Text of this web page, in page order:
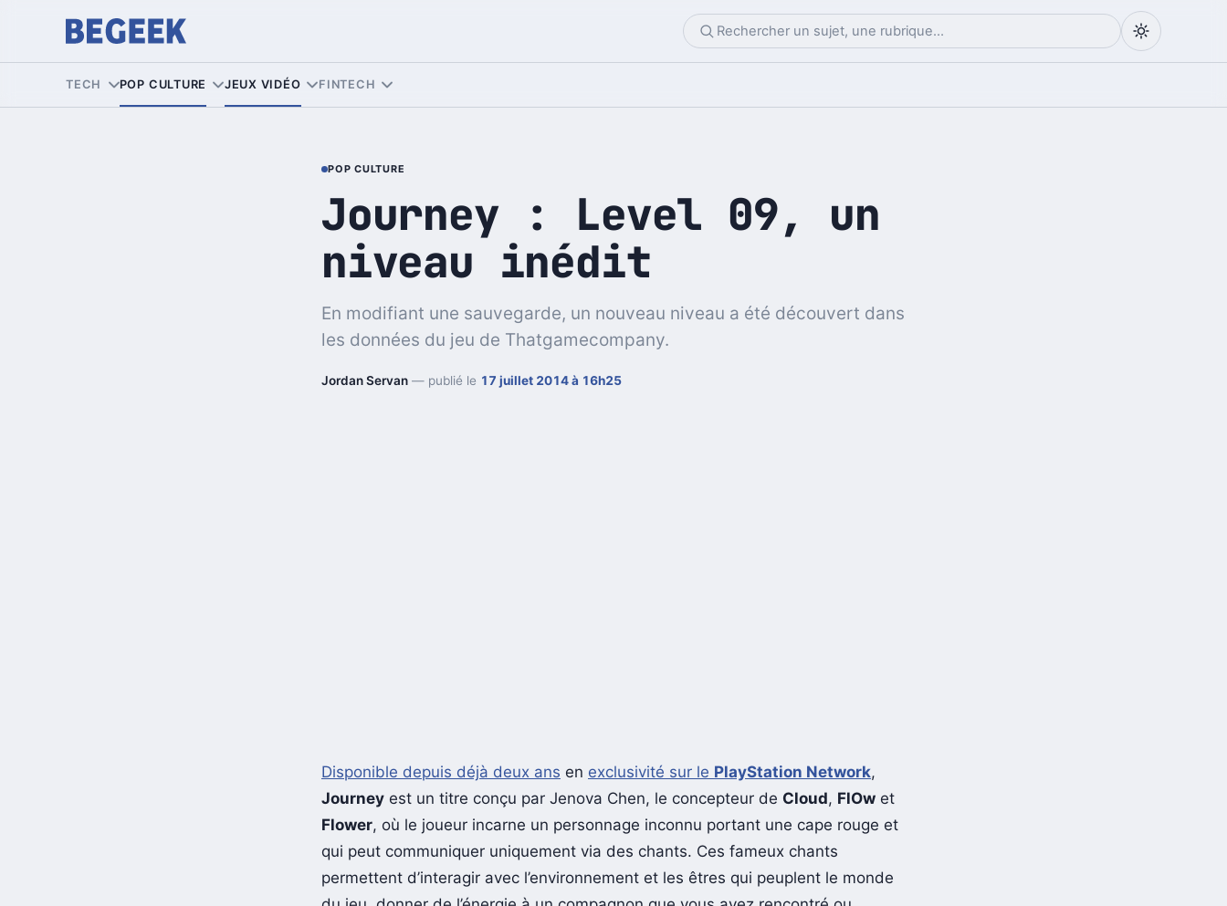
TECH POP CULTURE JEUX VIDÉO FINTECH
POP CULTURE
Journey : Level 09, un
niveau inédit
En modifiant une sauvegarde, un nouveau niveau a été découvert dans
les données du jeu de Thatgamecompany.
Jordan Servan — publié le 17 juillet 2014 à 16h25
Disponible depuis déjà deux ans en exclusivité sur le PlayStation Network,
Journey est un titre conçu par Jenova Chen, le concepteur de Cloud, FlOw et
Flower, où le joueur incarne un personnage inconnu portant une cape rouge et
qui peut communiquer uniquement via des chants. Ces fameux chants
permettent d’interagir avec l’environnement et les êtres qui peuplent le monde